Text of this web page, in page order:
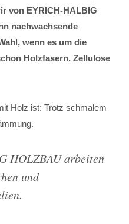
von EYRICH-HALBIG
nachwachsende
wenn es um die
Holzfasern, Zellulose
Holz ist: Trotz schmalem
HOLZBAU arbeiten
und